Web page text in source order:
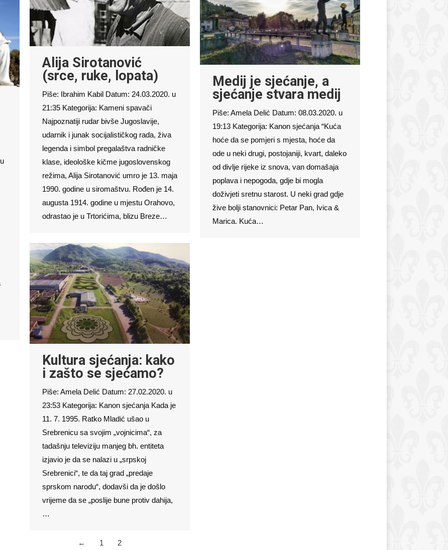
Alija Sirotanović
(srce, ruke, lopata)
Piše: Ibrahim Kabil Datum: 24.03.2020. u
21:35 Kategorija: Kameni spavači
Najpoznatiji rudar bivše Jugoslavije,
udarnik i junak socijalističkog rada, živa
legenda i simbol pregalaštva radničke
klase, ideološke kičme jugoslovenskog
režima, Alija Sirotanović umro je 13. maja
1990. godine u siromaštvu. Rođen je 14.
augusta 1914. godine u mjestu Orahovo,
odrastao je u Trtorićima, blizu Breze…
Medij je sjećanje, a
sjećanje stvara medij
Piše: Amela Delić Datum: 08.03.2020. u
19:13 Kategorija: Kanon sjećanja “Kuća
hoće da se pomjeri s mjesta, hoće da
ode u neki drugi, postojaniji, kvart, daleko
od divlje rijeke iz snova, van domašaja
poplava i nepogoda, gdje bi mogla
doživjeti sretnu starost. U neki grad gdje
žive bolji stanovnici: Petar Pan, Ivica &
Marica. Kuća…
Kultura sjećanja: kako
i zašto se sjećamo?
Piše: Amela Delić Datum: 27.02.2020. u
23:53 Kategorija: Kanon sjećanja Kada je
11. 7. 1995. Ratko Mladić ušao u
Srebrenicu sa svojim „vojnicima“, za
tadašnju televiziju manjeg bh. entiteta
izjavio je da se nalazi u „srpskoj
Srebrenici“, te da taj grad „predaje
sprskom narodu“, dodavši da je došlo
vrijeme da se „poslije bune protiv dahija,
…
← 1 2